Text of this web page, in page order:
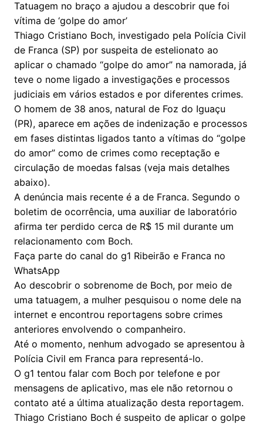
Tatuagem no braço a ajudou a descobrir que foi
vítima de ‘golpe do amor’
Thiago Cristiano Boch, investigado pela Polícia Civil
de Franca (SP) por suspeita de estelionato ao
aplicar o chamado “golpe do amor” na namorada, já
teve o nome ligado a investigações e processos
judiciais em vários estados e por diferentes crimes.
O homem de 38 anos, natural de Foz do Iguaçu
(PR), aparece em ações de indenização e processos
em fases distintas ligados tanto a vítimas do “golpe
do amor” como de crimes como receptação e
circulação de moedas falsas (veja mais detalhes
abaixo).
A denúncia mais recente é a de Franca. Segundo o
boletim de ocorrência, uma auxiliar de laboratório
afirma ter perdido cerca de R$ 15 mil durante um
relacionamento com Boch.
Faça parte do canal do g1 Ribeirão e Franca no
WhatsApp
Ao descobrir o sobrenome de Boch, por meio de
uma tatuagem, a mulher pesquisou o nome dele na
internet e encontrou reportagens sobre crimes
anteriores envolvendo o companheiro.
Até o momento, nenhum advogado se apresentou à
Polícia Civil em Franca para representá-lo.
O g1 tentou falar com Boch por telefone e por
mensagens de aplicativo, mas ele não retornou o
contato até a última atualização desta reportagem.
Thiago Cristiano Boch é suspeito de aplicar o golpe